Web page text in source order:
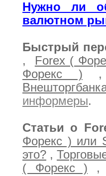
Нужно ли
валютном
Быстрый
, Forex (
Форекс )
информеры.
Статьи о
Форекс ) или
это? ,
( Форекс ) ,